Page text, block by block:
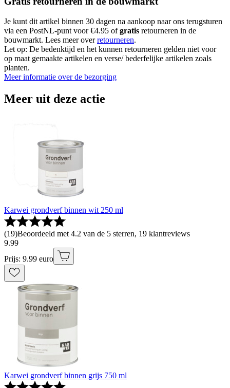
Je kunt dit artikel binnen 30 dagen na aankoop naar ons terugsturen
via een PostNL-punt voor €4.95 ofgratis retourneren in de
bouwmarkt. Lees meer overretourneren.
Let op: De bedenktijd en het kunnen retourneren gelden niet voor
op maat gemaakte artikelen en verse/ bederfelijke artikelen zoals
planten.
Meer informatie over de bezorging
Meer uit deze actie
Karwei grondverf binnen wit 250 ml
(19)Beoordeeld met 4.2 van de 5 sterren, 19 klantreviews
9.99
Prijs: 9.99 euro
Karwei grondverf binnen grijs 750 ml